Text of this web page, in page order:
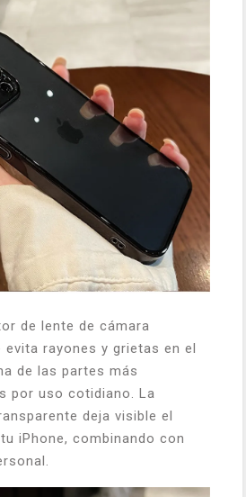
de lente de cámara
evita rayones y grietas en el
de las partes más
por uso cotidiano. La
deja visible el
iPhone, combinando con